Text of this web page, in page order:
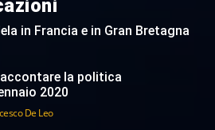
in Francia e in Gran Bretagna
la politica
2020
De Leo